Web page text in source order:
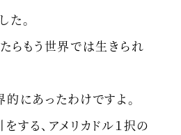
。
らもう世界では生きられ
にあったわけですよ。
する、アメリカドル１択の